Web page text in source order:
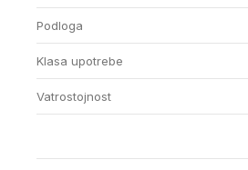
Podloga
Klasa upotrebe
Vatrostojnost